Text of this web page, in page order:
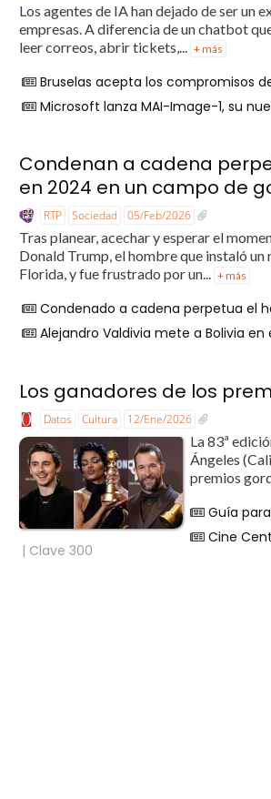
Los agentes de IA han dejado de ser un
empresas. A diferencia de un chatbot
leer correos, abrir tickets,... + más
Bruselas acepta los compromisos
Microsoft lanza MAI-Image-1, su
Condenan a cadena
en 2024 en un campo de
RTP Sociedad 05/Feb/2026
Tras planear, acechar y esperar el
Donald Trump, el hombre que instaló
Florida, y fue frustrado por un... + más
Condenado a cadena perpetua el
Alejandro Valdivia mete a Bolivia en
Los ganadores de los
Datos Cultura 12/Ene/2026
La 83ª
Ángeles
premios
Guía
Cine
| Clave 300